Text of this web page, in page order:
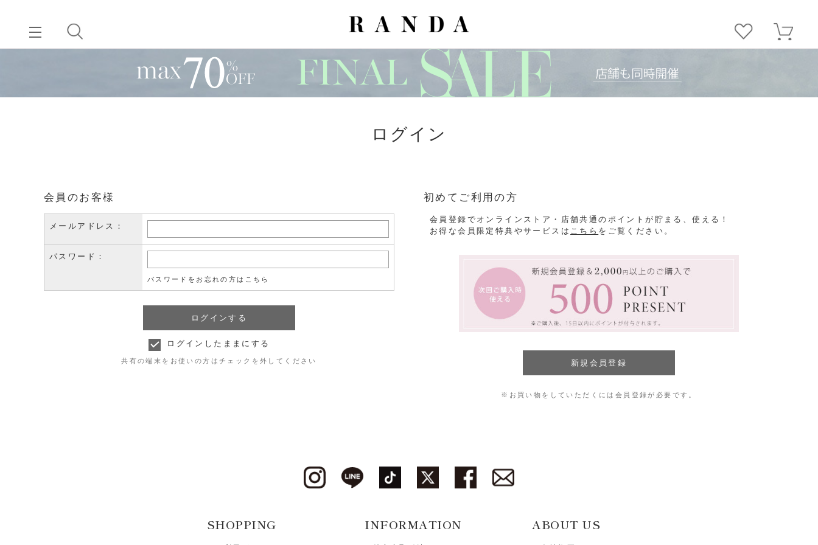
ログイン
会員のお客様
メールアドレス：
パスワード：
パスワードをお忘れの方はこちら
ログインしたままにする
共有の端末をお使いの方はチェックを外してください
初めてご利用の方
会員登録でオンラインストア・店舗共通のポイントが貯まる、使える！
お得な会員限定特典やサービスは こちら をご覧ください。
※お買い物をしていただくには会員登録が必要です。
SHOPPING INFORMATION ABOUT US